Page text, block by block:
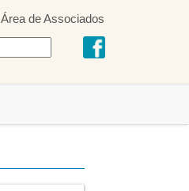
Área de Associados